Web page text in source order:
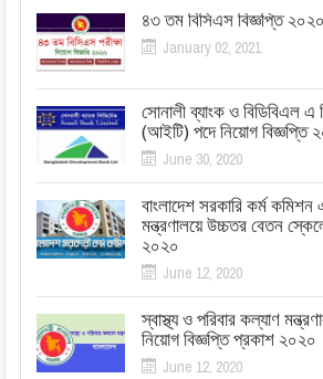
৪৩ তম বিসিএস বিজ্ঞপ্তি
January 02, 2021
সোনালী ব্যাংক ও বিডিবিএল এ
(আইটি) পদে নিয়োগ বিজ্ঞপ্তি
June 30, 2020
বাংলাদেশ সরকারি কর্ম
মন্ত্রণালয়ে উচ্চতর বেতন
২০২০
June 12, 2020
স্বাস্থ্য ও পরিবার কল্যাণ
নিয়োগ বিজ্ঞপ্তি প্রকাশ ২০২০
June 12, 2020